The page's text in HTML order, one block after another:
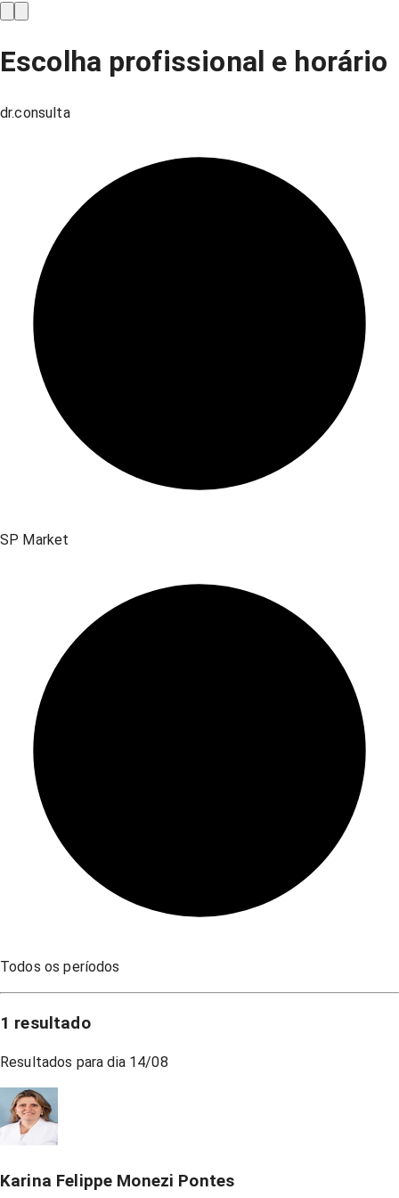
Escolha profissional e horário
dr.consulta
SP Market
Todos os períodos
1 resultado
Resultados para dia 14/08
Karina Felippe Monezi Pontes